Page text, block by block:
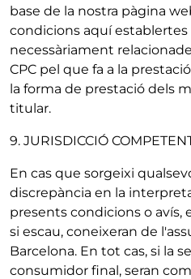
base de la nostra pàgina
condicions aquí establertes
necessàriament
CPC pel que fa a la
la forma de prestació dels
titular.
9. JURISDICCIÓ
En cas que sorgeixi
discrepància en la
presents condicions o avís,
si escau, coneixeran de
Barcelona. En tot cas, si la
consumidor final, seran